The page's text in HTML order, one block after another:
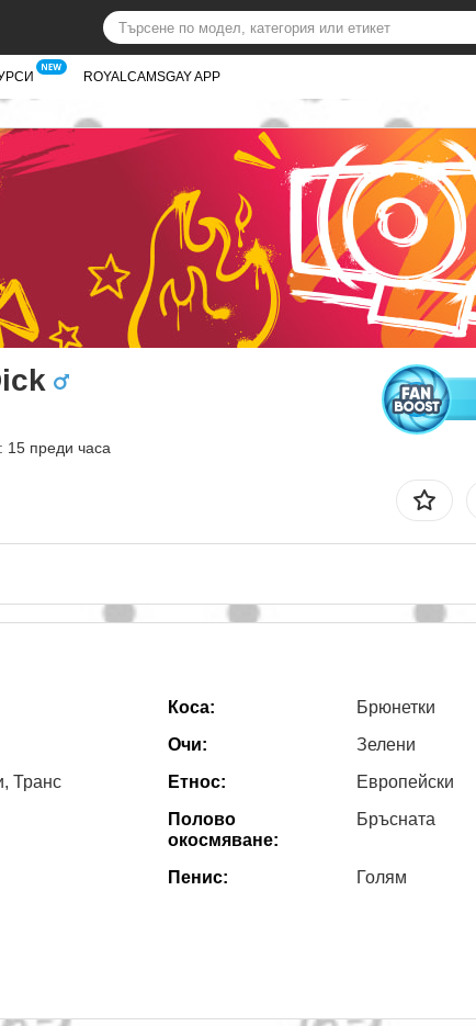
ROYALCAMSGAY APP
15 преди часа
Транс
Коса:
Брюнетки
Очи:
Зелени
Етнос:
Европейски
Полово
окосмяване:
Бръсната
Пенис: Голям